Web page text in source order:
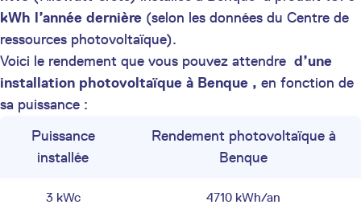
kWh l’année dernière (selon les données du Centre de
ressources photovoltaïque).
Voici le rendement que vous pouvez attendre d’une
installation photovoltaïque à Benque , en fonction de
sa puissance :
Puissance
installée
Rendement photovoltaïque à
Benque
3 kWc 4710 kWh/an